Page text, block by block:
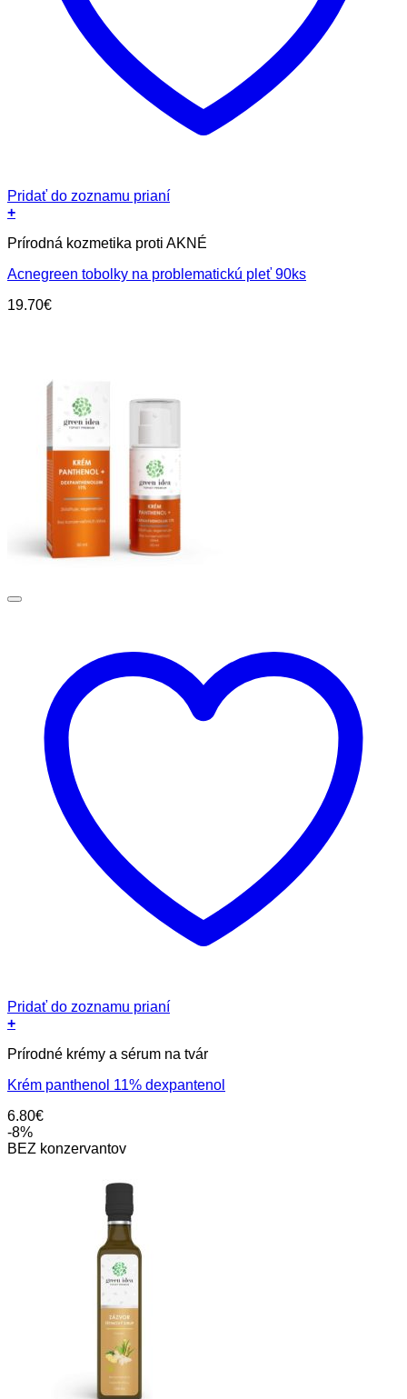
Pridať do zoznamu prianí
+
Prírodná kozmetika proti AKNÉ
Acnegreen tobolky na problematickú pleť 90ks
19.70€
Pridať do zoznamu prianí
+
Prírodné krémy a sérum na tvár
Krém panthenol 11% dexpantenol
6.80€
-8%
BEZ konzervantov